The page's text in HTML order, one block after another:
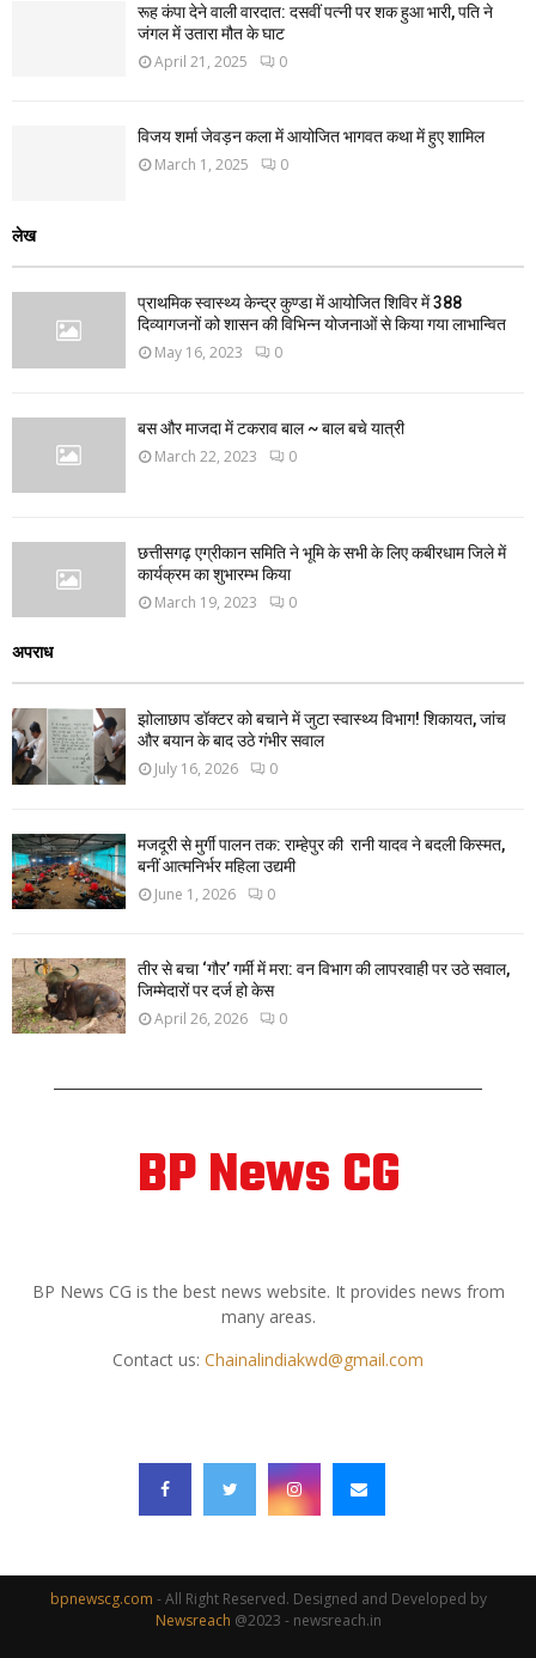
रूह कंपा देने वाली वारदात: दसवीं पत्नी पर शक हुआ भारी, पति ने
जंगल में उतारा मौत के घाट
April 21, 2025 0
विजय शर्मा जेवड़न कला में आयोजित भागवत कथा में हुए शामिल
March 1, 2025 0
लेख
प्राथमिक स्वास्थ्य केन्द्र कुण्डा में आयोजित शिविर में 388
दिव्यागजनों को शासन की विभिन्न योजनाओं से किया गया लाभान्वित
May 16, 2023 0
बस और माजदा में टकराव बाल ~ बाल बचे यात्री
March 22, 2023 0
छत्तीसगढ़ एग्रीकान समिति ने भूमि के सभी के लिए कबीरधाम जिले में
कार्यक्रम का शुभारम्भ किया
March 19, 2023 0
अपराध
झोलाछाप डॉक्टर को बचाने में जुटा स्वास्थ्य विभाग! शिकायत, जांच
और बयान के बाद उठे गंभीर सवाल
July 16, 2026 0
मजदूरी से मुर्गी पालन तक: राम्हेपुर की रानी यादव ने बदली किस्मत,
बनीं आत्मनिर्भर महिला उद्यमी
June 1, 2026 0
तीर से बचा ‘गौर’ गर्मी में मरा: वन विभाग की लापरवाही पर उठे सवाल,
जिम्मेदारों पर दर्ज हो केस
April 26, 2026 0
BP News CG
BP News CG is the best news website. It provides news from
many areas.
Contact us: Chainalindiakwd@gmail.com
bpnewscg.com - All Right Reserved. Designed and Developed by
Newsreach @2023 - newsreach.in